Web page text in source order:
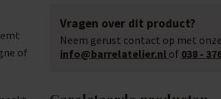
of
Vragen over dit product?
Neem gerust contact op met
info@barrelatelier.nl of 038 -